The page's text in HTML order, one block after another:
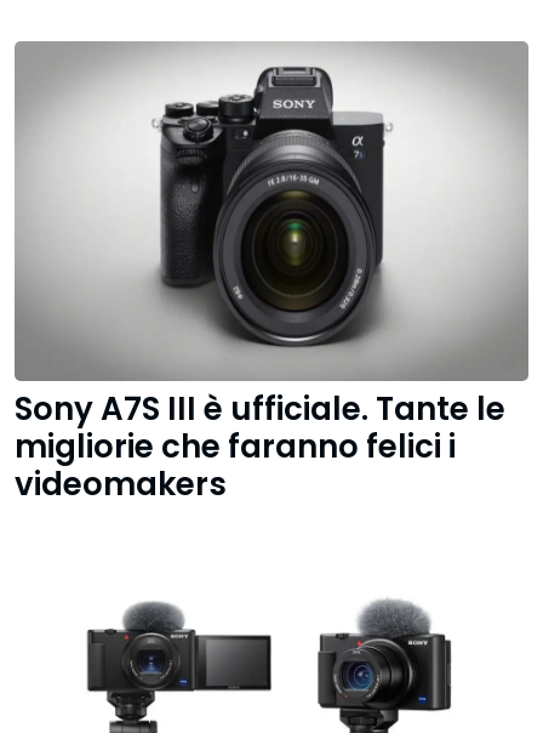
Sony A7S III è ufficiale. Tante le
migliorie che faranno felici i
videomakers